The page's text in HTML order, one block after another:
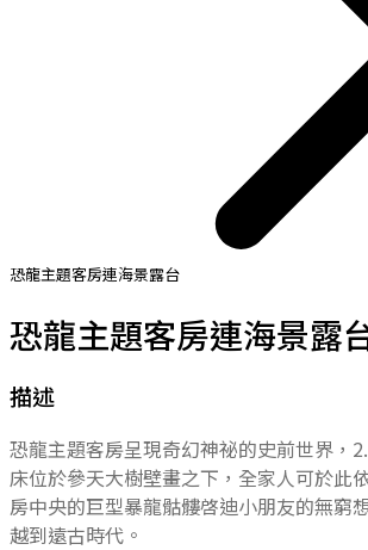
恐龍主題客房連海景露台
恐龍主題客房連海景露
描述
恐龍主題客房呈現奇幻神祕的史前世界，
床位於參天大樹壁畫之下，全家人可於此
房中央的巨型暴龍骷髏啓迪小朋友的無窮
越到遠古時代。